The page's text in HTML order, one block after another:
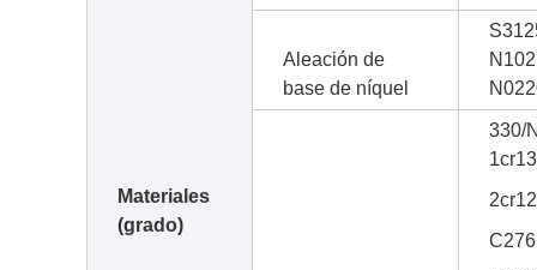
Materiales
(grado)
Aleación de
base de níquel
330/